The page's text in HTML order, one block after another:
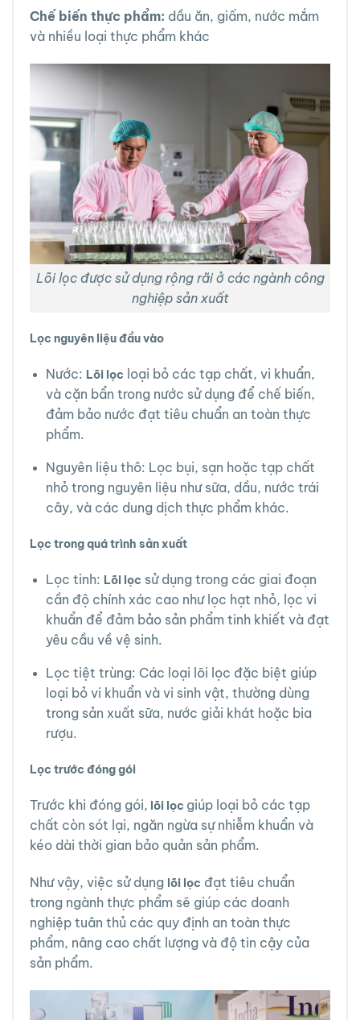
Chế biến thực phẩm: dầu ăn, giấm, nước mắm
và nhiều loại thực phẩm khác
Lõi lọc được sử dụng rộng rãi ở các ngành công
nghiệp sản xuất
Lọc nguyên liệu đầu vào
Nước: Lõi lọc loại bỏ các tạp chất, vi khuẩn,
và cặn bẩn trong nước sử dụng để chế biến,
đảm bảo nước đạt tiêu chuẩn an toàn thực
phẩm.
Nguyên liệu thô: Lọc bụi, sạn hoặc tạp chất
nhỏ trong nguyên liệu như sữa, dầu, nước trái
cây, và các dung dịch thực phẩm khác.
Lọc trong quá trình sản xuất
Lọc tinh: Lõi lọc sử dụng trong các giai đoạn
cần độ chính xác cao như lọc hạt nhỏ, lọc vi
khuẩn để đảm bảo sản phẩm tinh khiết và đạt
yêu cầu về vệ sinh.
Lọc tiệt trùng: Các loại lõi lọc đặc biệt giúp
loại bỏ vi khuẩn và vi sinh vật, thường dùng
trong sản xuất sữa, nước giải khát hoặc bia
rượu.
Lọc trước đóng gói
Trước khi đóng gói, lõi lọc giúp loại bỏ các tạp
chất còn sót lại, ngăn ngừa sự nhiễm khuẩn và
kéo dài thời gian bảo quản sản phẩm.
Như vậy, việc sử dụng lõi lọc đạt tiêu chuẩn
trong ngành thực phẩm sẽ giúp các doanh
nghiệp tuân thủ các quy định an toàn thực
phẩm, nâng cao chất lượng và độ tin cậy của
sản phẩm.